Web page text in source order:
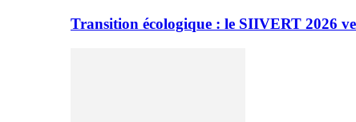
Transition écologique : le SIIVERT 2026